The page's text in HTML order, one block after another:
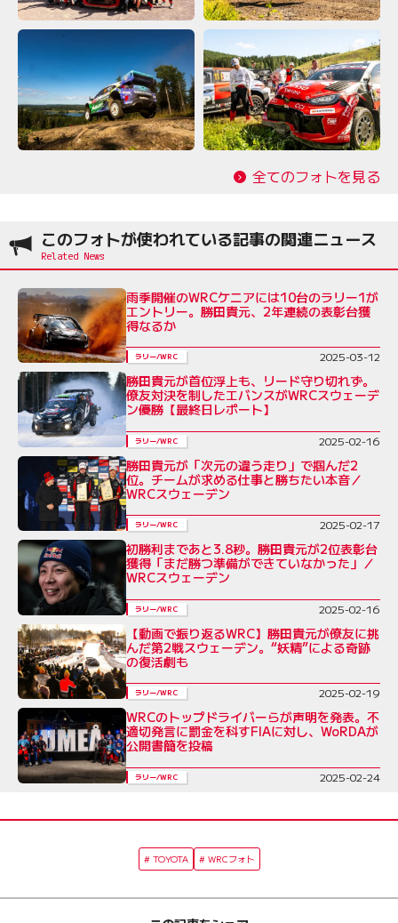
全てのフォトを見る
このフォトが使われている記事の関連ニュース
雨季開催のWRCケニアには10台のラリー1が
エントリー。勝田貴元、2年連続の表彰台獲
得なるか
ラリー/WRC 2025-03-12
勝田貴元が首位浮上も、リード守り切れず。
僚友対決を制したエバンスがWRCスウェーデ
ン優勝【最終日レポート】
ラリー/WRC 2025-02-16
勝田貴元が「次元の違う走り」で掴んだ2
位。チームが求める仕事と勝ちたい本音／
WRCスウェーデン
ラリー/WRC 2025-02-17
初勝利まであと3.8秒。勝田貴元が2位表彰台
獲得「まだ勝つ準備ができていなかった」／
WRCスウェーデン
ラリー/WRC 2025-02-16
【動画で振り返るWRC】勝田貴元が僚友に挑
んだ第2戦スウェーデン。“妖精”による奇跡
の復活劇も
ラリー/WRC 2025-02-19
WRCのトップドライバーらが声明を発表。不
適切発言に罰金を科すFIAに対し、WoRDAが
公開書簡を投稿
ラリー/WRC 2025-02-24
TOYOTA WRCフォト